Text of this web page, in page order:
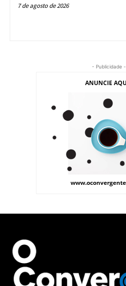
7 de agosto de 2026
- Publicidade -